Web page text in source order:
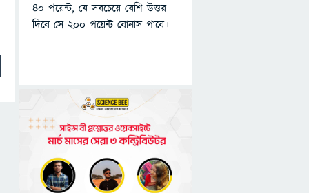
৪০ পয়েন্ট, যে সবচেয়ে বেশি উত্তর
দিবে সে ২০০ পয়েন্ট বোনাস পাবে।